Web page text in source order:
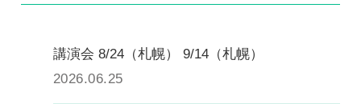
講演会 8/24（札幌） 9/14（札幌）
2026.06.25